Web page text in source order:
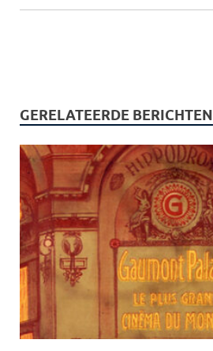
GERELATEERDE BERICHTEN